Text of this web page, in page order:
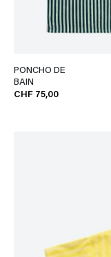
PONCHO DE
BAIN
CHF 75,00